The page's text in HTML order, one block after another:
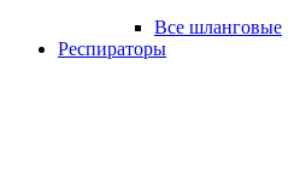
Все шланговые
Респираторы